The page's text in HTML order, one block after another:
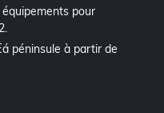
pour
á péninsule à partir de